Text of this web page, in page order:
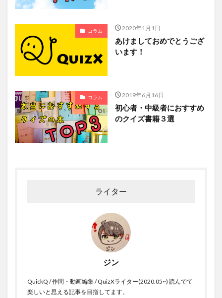
コラム 2020年1月1日
あけましておめでとうござ
います！
コラム 2019年6月16日
初心者・中級者におすすめ
のクイズ書籍３選
ライター
ジン
QuickQ / 作問・動画編集 / QuizXライター(2020.05~) 読んでて
楽しいと思える記事を目指してます。